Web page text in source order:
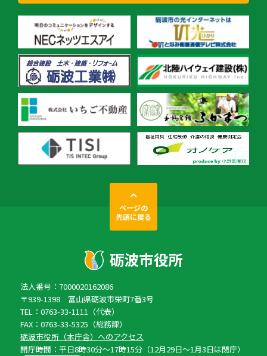
ページの
先頭に戻る
法人番号：7000020162086
〒939-1398 富山県砺波市栄町7番3号
TEL：0763-33-1111（代表）
FAX：0763-33-5325（総務課）
砺波市役所（本庁舎）へのアクセス
開庁時間：平日8時30分〜17時15分（12月29日〜1月3日は閉庁）